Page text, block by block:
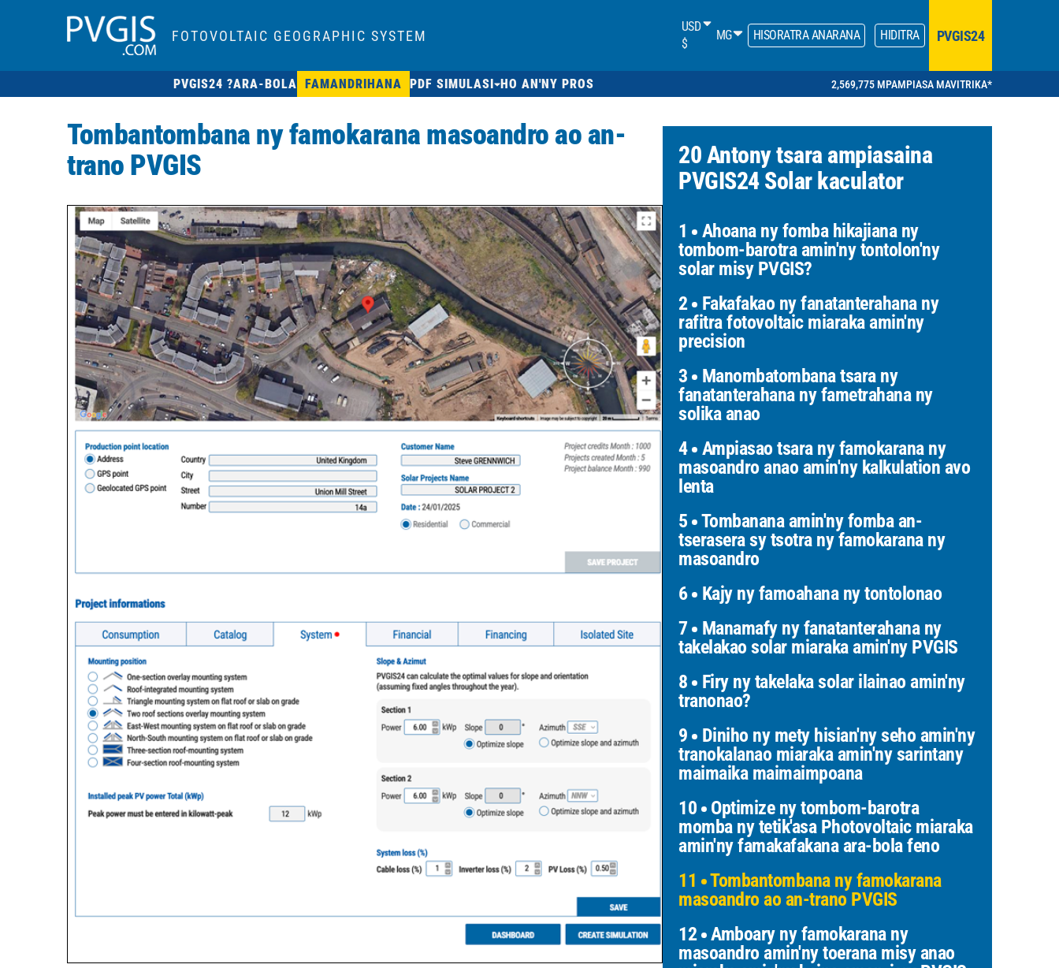
FOTOVOLTAIC GEOGRAPHIC SYSTEM
USD
$
MG HISORATRA ANARANA HIDITRA PVGIS24
PVGIS24 ?ARA-BOLA FAMANDRIHANA PDF SIMULASI HO AN'NY PROS 2,569,775 MPAMPIASA MAVITRIKA*
Tombantombana ny famokarana masoandro ao an-
trano PVGIS
20 Antony tsara ampiasaina
PVGIS24 Solar kaculator
1
Ahoana ny fomba hikajiana ny
tombom-barotra amin'ny tontolon'ny
solar misy PVGIS?
2
Fakafakao ny fanatanterahana ny
rafitra fotovoltaic miaraka amin'ny
precision
3
Manombatombana tsara ny
fanatanterahana ny fametrahana ny
solika anao
4
Ampiasao tsara ny famokarana ny
masoandro anao amin'ny kalkulation avo
lenta
5
Tombanana amin'ny fomba an-
tserasera sy tsotra ny famokarana ny
masoandro
6
Kajy ny famoahana ny tontolonao
7
Manamafy ny fanatanterahana ny
takelakao solar miaraka amin'ny PVGIS
8
Firy ny takelaka solar ilainao amin'ny
tranonao?
9
Diniho ny mety hisian'ny seho amin'ny
tranokalanao miaraka amin'ny sarintany
maimaika maimaimpoana
10 Optimize ny tombom-barotra
momba ny tetik'asa Photovoltaic miaraka
amin'ny famakafakana ara-bola feno
11 Tombantombana ny famokarana
masoandro ao an-trano PVGIS
12 Amboary ny famokarana ny
masoandro amin'ny toerana misy anao